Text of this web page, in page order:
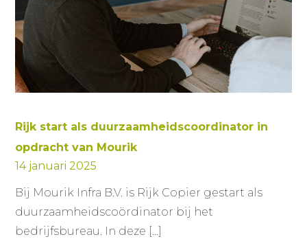
Rijk start als duurzaamheidscoordinator in
opdracht van Mourik
14 januari 2025
Bij Mourik Infra B.V. is Rijk Copier gestart als
duurzaamheidscoördinator bij het
bedrijfsbureau. In deze […]